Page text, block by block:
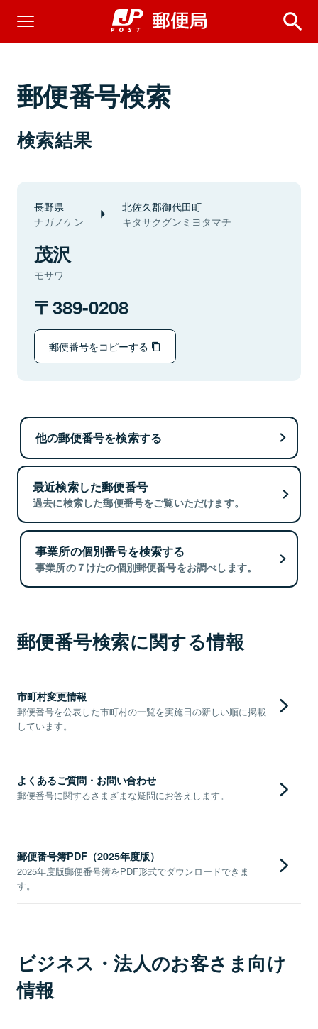
郵便番号検索
検索結果
長野県
ナガノケン
北佐久郡御代田町
キタサクグンミヨタマチ
茂沢
モサワ
389-0208
郵便番号をコピーする
他の郵便番号を検索する
最近検索した郵便番号
過去に検索した郵便番号をご覧いただけます。
事業所の個別番号を検索する
事業所の７けたの個別郵便番号をお調べします。
郵便番号検索に関する情報
市町村変更情報
郵便番号を公表した市町村の一覧を実施日の新しい順に掲載
しています。
よくあるご質問・お問い合わせ
郵便番号に関するさまざまな疑問にお答えします。
郵便番号簿PDF（2025年度版）
2025年度版郵便番号簿をPDF形式でダウンロードできま
す。
ビジネス・法人のお客さま向け
情報